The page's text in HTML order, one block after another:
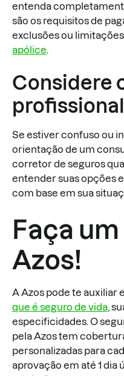
entenda
são os requisitos de
exclusões ou
apólice.
Considere
profissional
Se estiver confuso ou
orientação de um
corretor de seguros
entender suas opções
com base em sua
Faça
Azos!
A Azos pode te auxiliar
que é seguro de vida,
especificidades. O
pela Azos tem
personalizadas para
aprovação em até 1 dia